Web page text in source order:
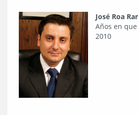
José Roa
Años en
2010